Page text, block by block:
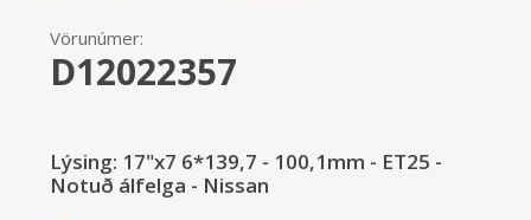
Vörunúmer:
D12022357
Lýsing: 17"x7 6*139,7 - 100,1mm - ET25 -
Notuð álfelga - Nissan